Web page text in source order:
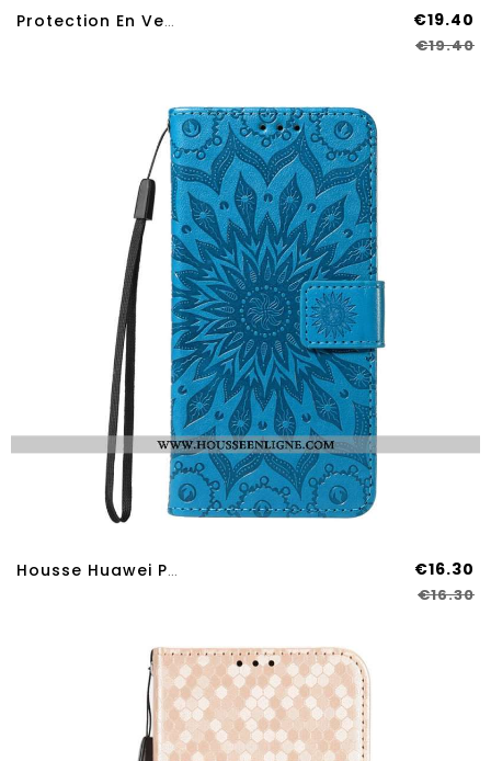
Protection En Verre Trempé Anti-Espion Pour Écran Huawei Pura 80 €19.40
€19.40
Housse Huawei Pura 80 Motif Tournesol €16.30
€16.30